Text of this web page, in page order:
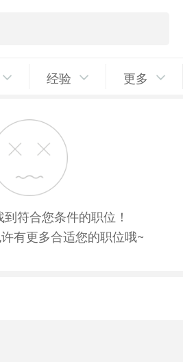
经验 更多
符合您条件的职位！
有更多合适您的职位哦~